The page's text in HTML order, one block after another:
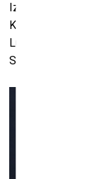
Iztsādē piedalās
Karkoška, Daniels
Lugovskis,
Solomjanko, Iza